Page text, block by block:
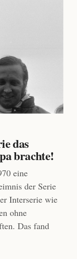
das
brachte!
eine
der Serie
Interserie wie
ohne
Das fand